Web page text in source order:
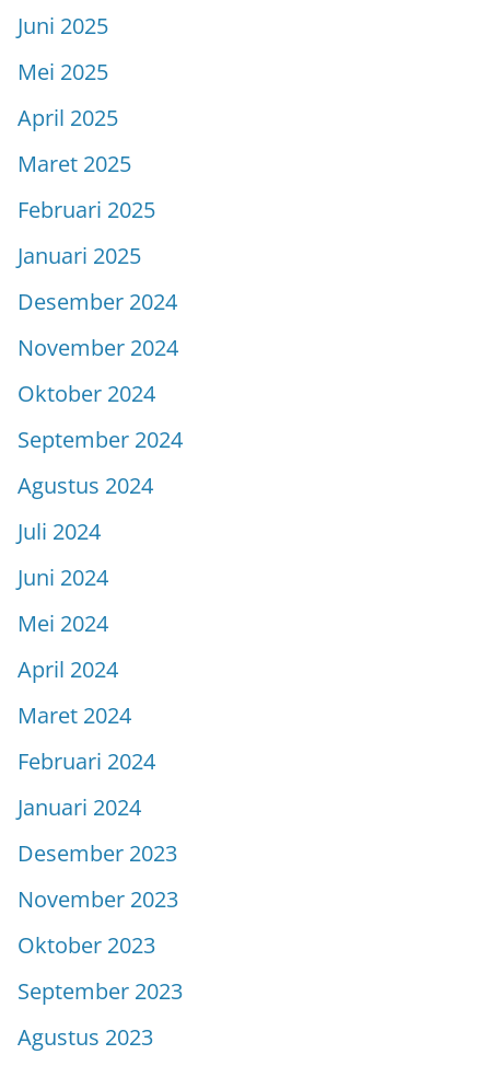
Juni 2025
Mei 2025
April 2025
Maret 2025
Februari 2025
Januari 2025
Desember 2024
November 2024
Oktober 2024
September 2024
Agustus 2024
Juli 2024
Juni 2024
Mei 2024
April 2024
Maret 2024
Februari 2024
Januari 2024
Desember 2023
November 2023
Oktober 2023
September 2023
Agustus 2023